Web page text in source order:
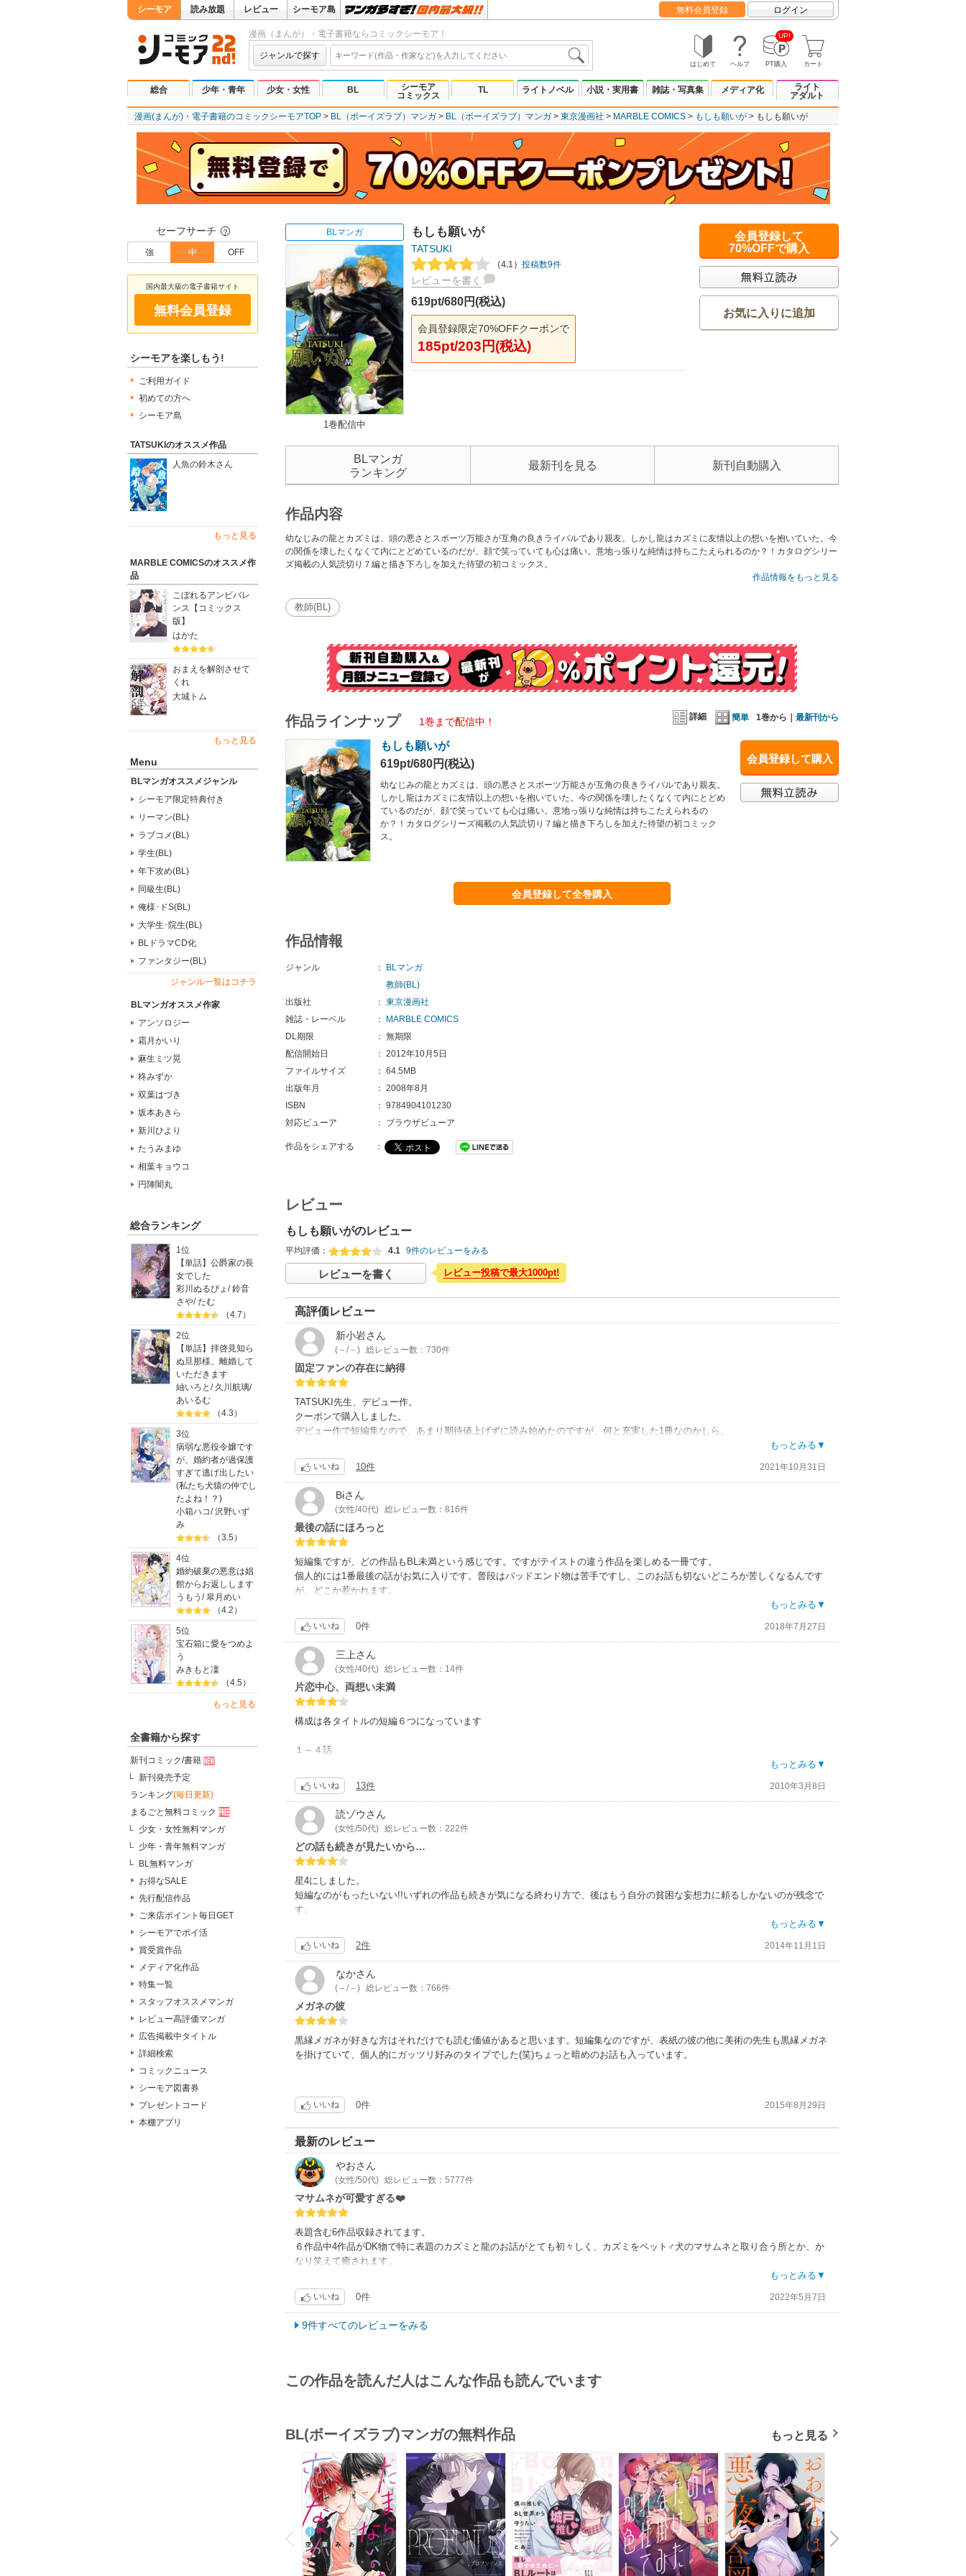
シーモア 読み放題 レビュー シーモア島 無料会員登録 ログイン
漫画（まんが）・電子書籍ならコミックシーモア！
ジャンルで探す
はじめて ヘルプ
UP!
PT購入 カート
総合 少年・青年 少女・女性 BL
シーモア
コミックス
TL ライトノベル 小説・実用書 雑誌・写真集 メディア化
ライト
アダルト
漫画(まんが)・電子書籍のコミックシーモアTOP BL（ボーイズラブ）マンガ BL（ボーイズラブ）マンガ 東京漫画社 MARBLE COMICS もしも願いが もしも願いが
セーフサーチ ？
強 中 OFF
国内最大級の電子書籍サイト
無料会員登録
シーモアを楽しもう!
ご利用ガイド
初めての方へ
シーモア島
TATSUKIのオススメ作品
人魚の鈴木さん
もっと見る
MARBLE COMICSのオススメ作
品
こぼれるアンビバレ
ンス【コミックス
版】
はかた
おまえを解剖させて
くれ
大城トム
もっと見る
Menu
BLマンガオススメジャンル
シーモア限定特典付き
リーマン(BL)
ラブコメ(BL)
学生(BL)
年下攻め(BL)
同級生(BL)
俺様･ドS(BL)
大学生･院生(BL)
BLドラマCD化
ファンタジー(BL)
ジャンル一覧はコチラ
BLマンガオススメ作家
アンソロジー
霜月かいり
麻生ミツ晃
柊みずか
双葉はづき
坂本あきら
新川ひより
たうみまゆ
相葉キョウコ
円陣闇丸
総合ランキング
1位
【単話】公爵家の長
女でした
彩川ぬるぴょ /鈴音
さや/たむ
（4.7）
2位
【単話】拝啓見知ら
ぬ旦那様、離婚して
いただきます
紬いろと / 久川航璃/
あいるむ
（4.3）
3位
病弱な悪役令嬢です
が、婚約者が過保護
すぎて逃げ出したい
(私たち犬猿の仲でし
たよね！？)
小箱ハコ/沢野いず
み
（3.5）
4位
婚約破棄の悪意は娼
館からお返しします
うもう /皐月めい
（4.2）
5位
宝石箱に愛をつめよ
う
みきもと凜
（4.5）
もっと見る
全書籍から探す
新刊コミック/書籍
新刊発売予定
ランキング(毎日更新)
まるごと無料コミック
少女・女性無料マンガ
少年・青年無料マンガ
BL無料マンガ
お得なSALE
先行配信作品
ご来店ポイント毎日GET
シーモアでポイ活
賞受賞作品
メディア化作品
特集一覧
スタッフオススメマンガ
レビュー高評価マンガ
広告掲載中タイトル
詳細検索
コミックニュース
シーモア図書券
プレゼントコード
本棚アプリ
BLマンガ
1巻配信中
もしも願いが
TATSUKI
（4.1） 投稿数9件
レビューを書く
619pt/680円(税込)
会員登録限定70%OFFクーポンで
185pt/203円(税込)
会員登録して
70%OFFで購入
お気に入りに追加
BLマンガ
ランキング
最新刊を見る 新刊自動購入
作品内容
幼なじみの龍とカズミは、頭の悪さとスポーツ万能さが互角の良きライバルであり親友。しかし龍はカズミに友情以上の想いを抱いていた。今
の関係を壊したくなくて内にとどめているのだが、顔で笑っていても心は痛い。意地っ張りな純情は持ちこたえられるのか？！カタログシリー
ズ掲載の人気読切り７編と描き下ろしを加えた待望の初コミックス。
作品情報をもっと見る
教師(BL)
詳細 簡単 1巻から｜ 最新刊から
作品ラインナップ 1巻まで配信中！
会員登録して購入
もしも願いが
619pt/680円(税込)
幼なじみの龍とカズミは、頭の悪さとスポーツ万能さが互角の良きライバルであり親友。
しかし龍はカズミに友情以上の想いを抱いていた。今の関係を壊したくなくて内にとどめ
ているのだが、顔で笑っていても心は痛い。意地っ張りな純情は持ちこたえられるの
か？！カタログシリーズ掲載の人気読切り７編と描き下ろしを加えた待望の初コミック
ス。
会員登録して全巻購入
作品情報
ジャンル ：
BLマンガ
教師(BL)
出版社
： 東京漫画社
雑誌・レーベル
：
MARBLE COMICS
DL期限
： 無期限
配信開始日
： 2012年10月5日
ファイルサイズ
： 64.5MB
出版年月
： 2008年8月
ISBN
： 9784904101230
対応ビューア
： ブラウザビューア
作品をシェアする ：
レビュー
もしも願いがのレビュー
平均評価： 4.1 9件のレビューをみる
レビューを書く レビュー投稿で最大1000pt!
高評価レビュー
新小岩さん
(－/－) 総レビュー数：730件
固定ファンの存在に納得
TATSUKI先生、デビュー作。
クーポンで購入しました。
デビュー作で短編集なので、あまり期待値上げずに読み始めたのですが、何と充実した1冊なのかしら。
別サイトを拝見していて、数は多くなくても長年の固定ファンがいらっしゃるのに納得します。
何れもBがLする手前、もしくは微かに漂う、いや匂いすらしない程度です。
それでもこの心の充実感は何だろう。
特別個性的というわけでも無いのに。
1度読んだら、繰り返し読みたくなる。
本作もホッコリしたり笑えたり、『出口の〜』の様にガツンと来たり。バラエティ豊かです。
短編なのにどの作品もそれぞれ印象深くて、全ての作品読めて良かったと思わせてくれました。
エゾシカのお話なんかは軽いタッチのお話なのに、妙に心に残ります。『砂の城』なんか、距離感のお上手さが際立っている気
いやどの作品も、ホント好きですね…。
いくら読んでも読み飽きない。
何か凄く満たされた気持ちになりました。
もっとみる▼
いいね 10件 2021年10月31日
Biさん
(女性/40代) 総レビュー数：816件
最後の話にほろっと
短編集ですが、どの作品もBL未満という感じです。ですがテイストの違う作品を楽しめる一冊です。
個人的には1番最後の話がお気に入りです。普段はバッドエンド物は苦手ですし、このお話も切ないどころか苦しくなるんです
が、どこか惹かれます。
気が付いた時にはもう取り戻せない。失って始めて築く大切さなんて生温い位です。どこかで気が付いて救えれば良かったの
か。ただ高校生の彼らは無力だっただろうなと虚しくもなります。それでも時々読み返したくなるそんな1作です。
もっとみる▼
いいね 0件 2018年7月27日
三上 さん
(女性/40代) 総レビュー数：14件
片恋中心、両想い未満
構成は各タイトルの短編６つになっています
１～４話
告って今まで築いた関係を壊したくない・・・ペットのマサムネがいい味出してます。
おまけストーリー付。
５～７話
美術教師と生徒
何かとエゾシカを目指す生徒がいい味。生徒の明るさバカさが素敵。
その原点はおまけストーリーにて。
８～９話
資産家の息子と、彼の父の墓を訪ねる謎の男。少し暗めな話です。この話は完璧ＢＬではないです。
１０～１１話
若と、若の教育係。
若が本当にバカです。人としてどうなんだろう？て思います。
教育係、甘すぎ。
おまけストーリー付。
１２～１３話
同じ会社のサラリーマン。
上司と不倫中な先輩サラリーマンを気遣う内に・・・
１４～１５話
同じ団地に住む幼なじみ。
ある日主人公は彼に告られるのですが・・・
この話は相当暗いです。
救いもなく、主人公は後悔と絶望感の中、物語は終わります。
全編通して、ほぼ主人公の片恋中心の話です。
結果、両想い未満。
４つの話にはおまけのショートストーリーがありますが、明るい未来を想像できそうな内容なのでショートストーリー付の話が
特にオススメです。
最後の話は、切ない通り越して絶望感味わうと思うので、甘々とか楽しい話読みたい方はそちらは避けた方がいいかも・・・？
でもストーリーは良く出来ているので、読後感とか気になさらないのなら個人的にはパックがオススメです。
もっとみる▼
いいね 13件 2010年3月8日
読ゾウ さん
(女性/50代) 総レビュー数：222件
どの話も続きが見たいから…
星4にしました。
短編なのがもったいない!!いずれの作品も続きが気になる終わり方で、後はもう自分の貧困な妄想力に頼るしかないのが残念で
す。
もっとみる▼
いいね 2件 2014年11月1日
なかさん
(－/－) 総レビュー数：766件
メガネの彼
黒縁メガネが好きな方はそれだけでも読む価値があると思います。短編集なのですが、表紙の彼の他に美術の先生も黒縁メガネ
を掛けていて、個人的にガッツリ好みのタイプでした(笑)ちょっと暗めのお話も入っています。
いいね 0件 2015年8月29日
最新のレビュー
やおさん
(女性/50代) 総レビュー数：5777件
マサムネが可愛すぎる❤️
表題含む6作品収録されてます。
６作品中4作品がDK物で特に表題のカズミと龍のお話がとても初々しく、カズミをペット♂犬のマサムネと取り合う所とか、か
なり笑えて癒されます。
同じDK作品でも出口のない場所はかなりシリアスで重い話でしたが、題材によりこんなに違う作品を描ける事に脱帽です。
初見の作者さんでしたが、絵も上手ですしファンになってしまいました。他作品も購入しちゃいます。
エチはありませんが、心情やストーリーがしっかりしていて萌えも有り断然おすすめです！
もっとみる▼
いいね 0件 2022年5月7日
9件すべてのレビューをみる
この作品を読んだ人はこんな作品も読んでいます
BL(ボーイズラブ)マンガの無料作品 もっと見る
P
r
e
v
i
o
u
s
N
e
x
t